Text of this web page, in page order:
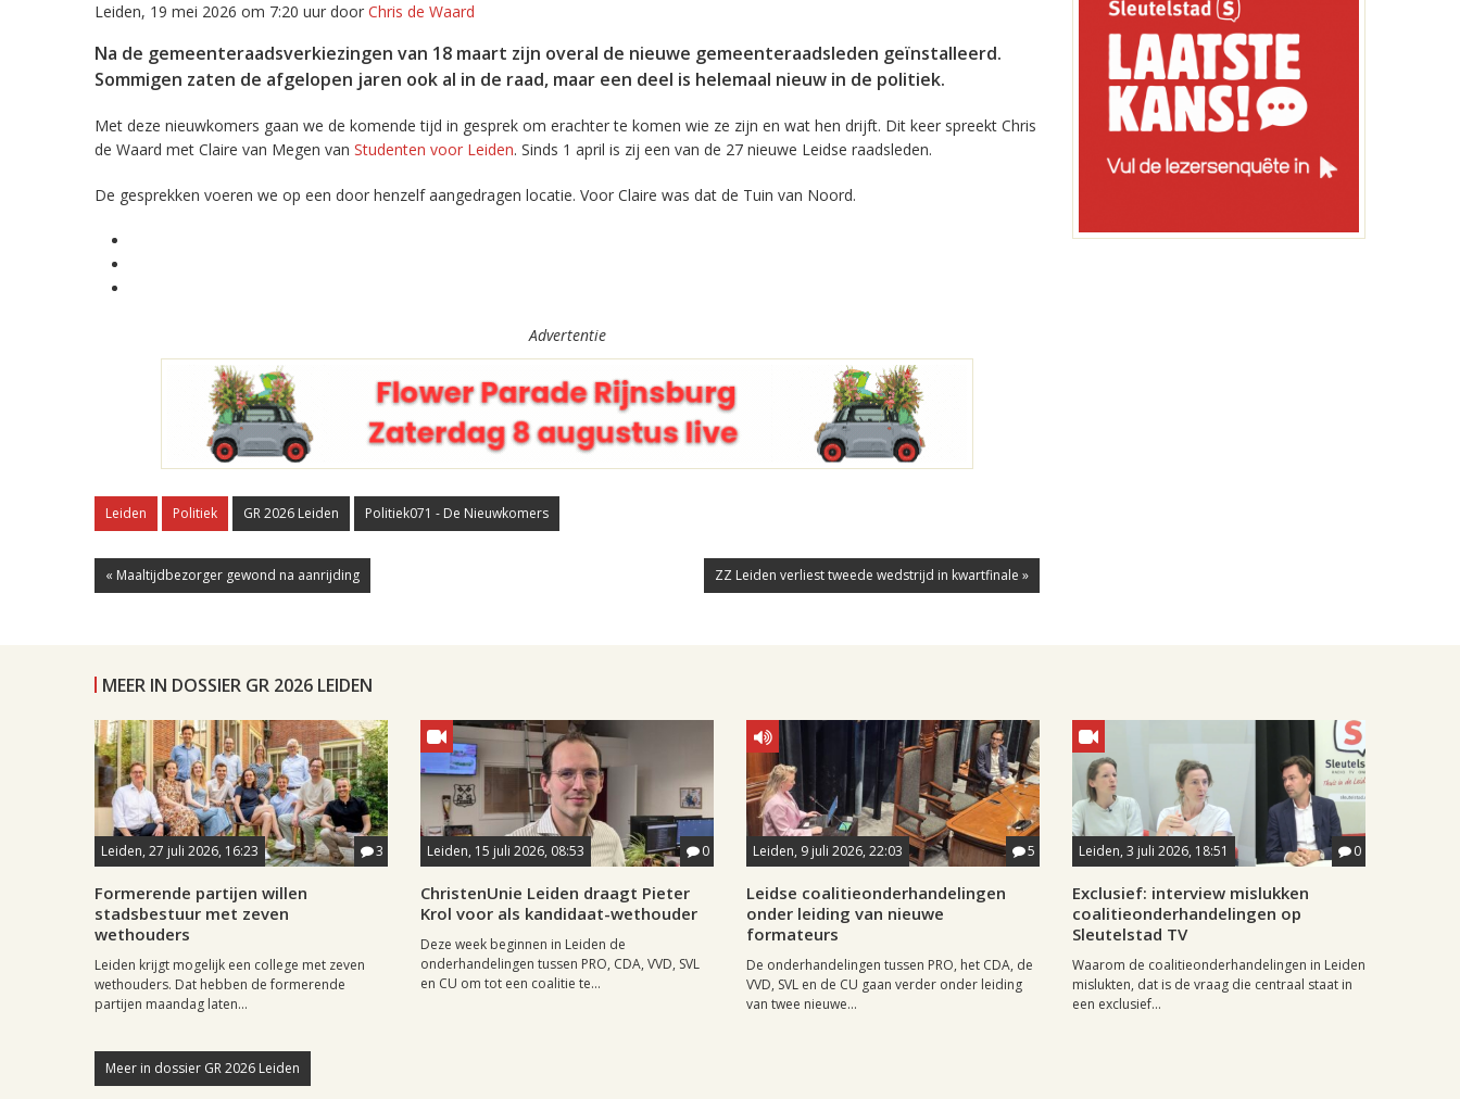
Leiden, 19 mei 2026 om 7:20 uur door Chris de Waard
Na de gemeenteraadsverkiezingen van 18 maart zijn overal de nieuwe gemeenteraadsleden geïnstalleerd.
Sommigen zaten de afgelopen jaren ook al in de raad, maar een deel is helemaal nieuw in de politiek.
Met deze nieuwkomers gaan we de komende tijd in gesprek om erachter te komen wie ze zijn en wat hen drijft. Dit keer spreekt Chris
de Waard met Claire van Megen van Studenten voor Leiden. Sinds 1 april is zij een van de 27 nieuwe Leidse raadsleden.
De gesprekken voeren we op een door henzelf aangedragen locatie. Voor Claire was dat de Tuin van Noord.
Advertentie
Leiden Politiek GR 2026 Leiden Politiek071 - De Nieuwkomers
« Maaltijdbezorger gewond na aanrijding ZZ Leiden verliest tweede wedstrijd in kwartfinale »
MEER IN DOSSIER GR 2026 LEIDEN
Leiden, 27 juli 2026, 16:23 3
Formerende partijen willen
stadsbestuur met zeven
wethouders
Leiden krijgt mogelijk een college met zeven
wethouders. Dat hebben de formerende
partijen maandag laten...
Leiden, 15 juli 2026, 08:53 0
ChristenUnie Leiden draagt Pieter
Krol voor als kandidaat-wethouder
Deze week beginnen in Leiden de
onderhandelingen tussen PRO, CDA, VVD, SVL
en CU om tot een coalitie te...
Leiden, 9 juli 2026, 22:03 5
Leidse coalitieonderhandelingen
onder leiding van nieuwe
formateurs
De onderhandelingen tussen PRO, het CDA, de
VVD, SVL en de CU gaan verder onder leiding
van twee nieuwe...
Leiden, 3 juli 2026, 18:51 0
Exclusief: interview mislukken
coalitieonderhandelingen op
Sleutelstad TV
Waarom de coalitieonderhandelingen in Leiden
mislukten, dat is de vraag die centraal staat in
een exclusief...
Meer in dossier GR 2026 Leiden